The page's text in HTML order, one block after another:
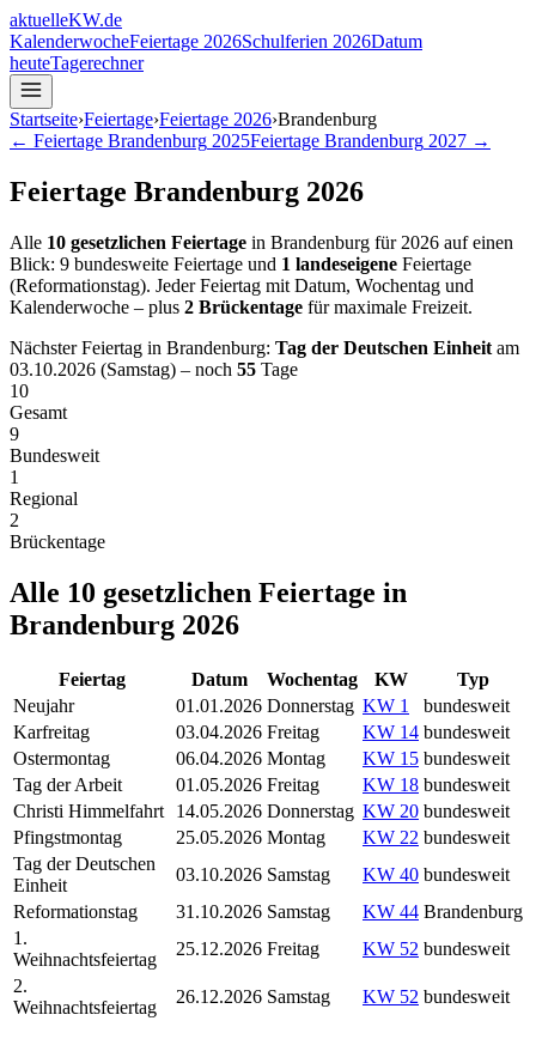
aktuelleKW.de
KalenderwocheFeiertage 2026Schulferien 2026Datum
heuteTagerechner
Startseite›Feiertage›Feiertage 2026›Brandenburg
← Feiertage Brandenburg 2025Feiertage Brandenburg 2027 →
Feiertage Brandenburg 2026
Alle 10 gesetzlichen Feiertage in Brandenburg für 2026 auf einen
Blick: 9 bundesweite Feiertage und 1 landeseigene Feiertage
(Reformationstag). Jeder Feiertag mit Datum, Wochentag und
Kalenderwoche – plus 2 Brückentage für maximale Freizeit.
Nächster Feiertag in Brandenburg: Tag der Deutschen Einheit am
03.10.2026 (Samstag) – noch 55 Tage
10
Gesamt
9
Bundesweit
1
Regional
2
Brückentage
Alle 10 gesetzlichen Feiertage in
Brandenburg 2026
Feiertag Datum Wochentag KW
Typ
Neujahr
01.01.2026 Donnerstag KW 1
bundesweit
Karfreitag
03.04.2026 Freitag KW 14 bundesweit
Ostermontag
06.04.2026 Montag KW 15 bundesweit
Tag der Arbeit
01.05.2026 Freitag KW 18 bundesweit
Christi Himmelfahrt
14.05.2026 Donnerstag KW 20 bundesweit
Pfingstmontag
25.05.2026 Montag KW 22 bundesweit
Tag der Deutschen
Einheit
03.10.2026 Samstag KW 40 bundesweit
Reformationstag
31.10.2026 Samstag KW 44 Brandenburg
1.
Weihnachtsfeiertag
25.12.2026 Freitag KW 52 bundesweit
2.
Weihnachtsfeiertag
26.12.2026 Samstag KW 52 bundesweit